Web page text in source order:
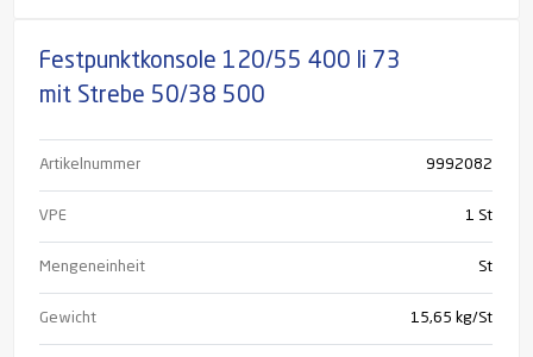
Festpunktkonsole 120/55 400 li 73
mit Strebe 50/38 500
Artikelnummer 9992082
VPE 1 St
Mengeneinheit St
Gewicht 15,65 kg/St